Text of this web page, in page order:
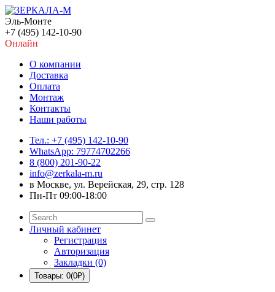
Эль-Монте
+7 (495) 142-10-90
Онлайн
О компании
Доставка
Оплата
Монтаж
Контакты
Наши работы
Тел.: +7 (495) 142-10-90
WhatsApp: 79774702266
8 (800) 201-90-22
info@zerkala-m.ru
в Москве, ул. Верейская, 29, стр. 128
Пн-Пт 09:00-18:00
Личный кабинет
Регистрация
Авторизация
Закладки (0)
Товары: 0(0₽)